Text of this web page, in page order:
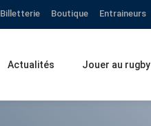
Billetterie Boutique Entraineurs
Actualités Jouer au rugby